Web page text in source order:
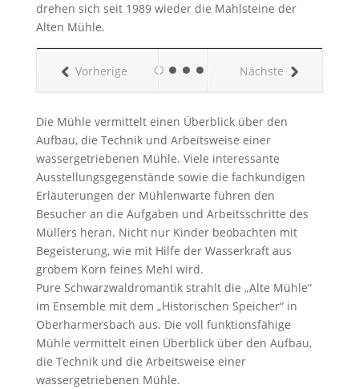
drehen sich seit 1989 wieder die Mahlsteine der
Alten Mühle.
Nächste
Vorherige
Die Mühle vermittelt einen Überblick über den
Aufbau, die Technik und Arbeitsweise einer
wassergetriebenen Mühle. Viele interessante
Ausstellungsgegenstände sowie die fachkundigen
Erläuterungen der Mühlenwarte führen den
Besucher an die Aufgaben und Arbeitsschritte des
Müllers heran. Nicht nur Kinder beobachten mit
Begeisterung, wie mit Hilfe der Wasserkraft aus
grobem Korn feines Mehl wird.
Pure Schwarzwaldromantik strahlt die „Alte Mühle“
im Ensemble mit dem „Historischen Speicher“ in
Oberharmersbach aus. Die voll funktionsfähige
Mühle vermittelt einen Überblick über den Aufbau,
die Technik und die Arbeitsweise einer
wassergetriebenen Mühle.